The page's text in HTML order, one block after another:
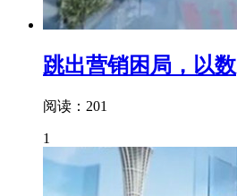
跳出营销困局，以数
阅读：201
1